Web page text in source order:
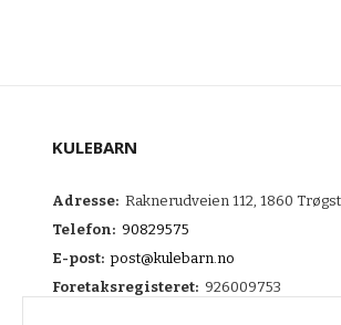
KULEBARN
Adresse: Raknerudveien 112, 1860
Telefon: 90829575
E-post: post@kulebarn.no
Foretaksregisteret: 926009753